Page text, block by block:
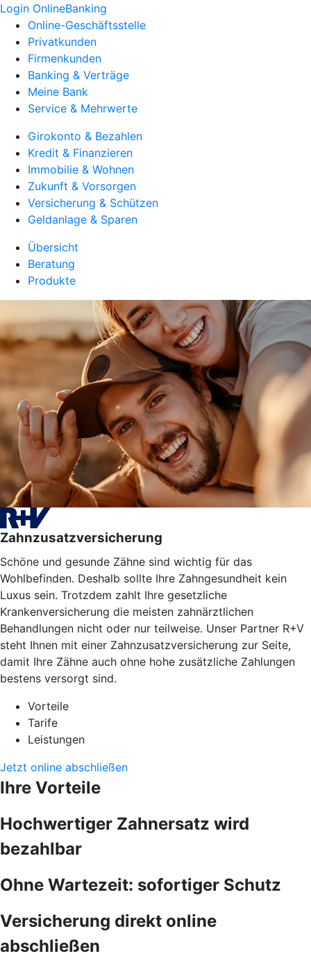
Login OnlineBanking
Online-Geschäftsstelle
Privatkunden
Firmenkunden
Banking & Verträge
Meine Bank
Service & Mehrwerte
Girokonto & Bezahlen
Kredit & Finanzieren
Immobilie & Wohnen
Zukunft & Vorsorgen
Versicherung & Schützen
Geldanlage & Sparen
Übersicht
Beratung
Produkte
Zahnzusatzversicherung
Schöne und gesunde Zähne sind wichtig für das
Wohlbefinden. Deshalb sollte Ihre Zahngesundheit kein
Luxus sein. Trotzdem zahlt Ihre gesetzliche
Krankenversicherung die meisten zahnärztlichen
Behandlungen nicht oder nur teilweise. Unser Partner R+V
steht Ihnen mit einer Zahnzusatzversicherung zur Seite,
damit Ihre Zähne auch ohne hohe zusätzliche Zahlungen
bestens versorgt sind.
Vorteile
Tarife
Leistungen
Jetzt online abschließen
Ihre Vorteile
Hochwertiger Zahnersatz wird
bezahlbar
Ohne Wartezeit: sofortiger Schutz
Versicherung direkt online
abschließen